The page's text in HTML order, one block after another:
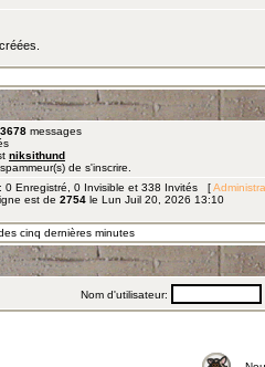
messages
niksithund
spammeur(s) de s'inscrire.
0 Enregistré, 0 Invisible et 338 Invités [
est de 2754 le Lun Juil 20, 2026 13:10
cinq dernières minutes
Nom d'utilisateur: